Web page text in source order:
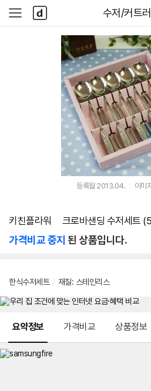
다나와
수저/커트
사
이
다
나
와
등록월 2013.04. 이미
키친플라워 ㅤ크로바샌딩 수저세트
가격비교 중지 된 상품입니다.
한식수저세트 / 재질: 스테인리스
요약정보 가격비교 상품정보